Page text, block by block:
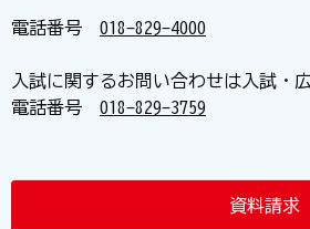
電話番号 018-829-4000
入試に関するお問い合わせは入試・
電話番号 018-829-3759
資料請求